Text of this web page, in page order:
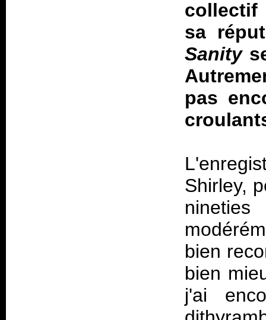
collectif
sa
Sanity
pas
Shirley,
bien
bien
j'ai